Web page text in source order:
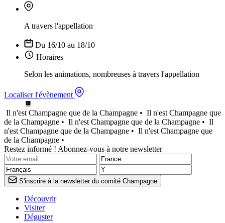
A travers l'appellation
Du 16/10 au 18/10
Horaires
Selon les animations, nombreuses à travers l'appellation
Localiser l'évènement
Il n'est Champagne que de la Champagne • Il n'est Champagne que
de la Champagne • Il n'est Champagne que de la Champagne • Il
n'est Champagne que de la Champagne • Il n'est Champagne que
de la Champagne •
Restez informé ! Abonnez-vous à notre newsletter
S'inscrire à la newsletter du comité Champagne
Découvrir
Visiter
Déguster